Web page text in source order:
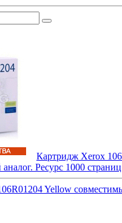
Картридж Xerox
Ресурс 1000 страниц
Yellow